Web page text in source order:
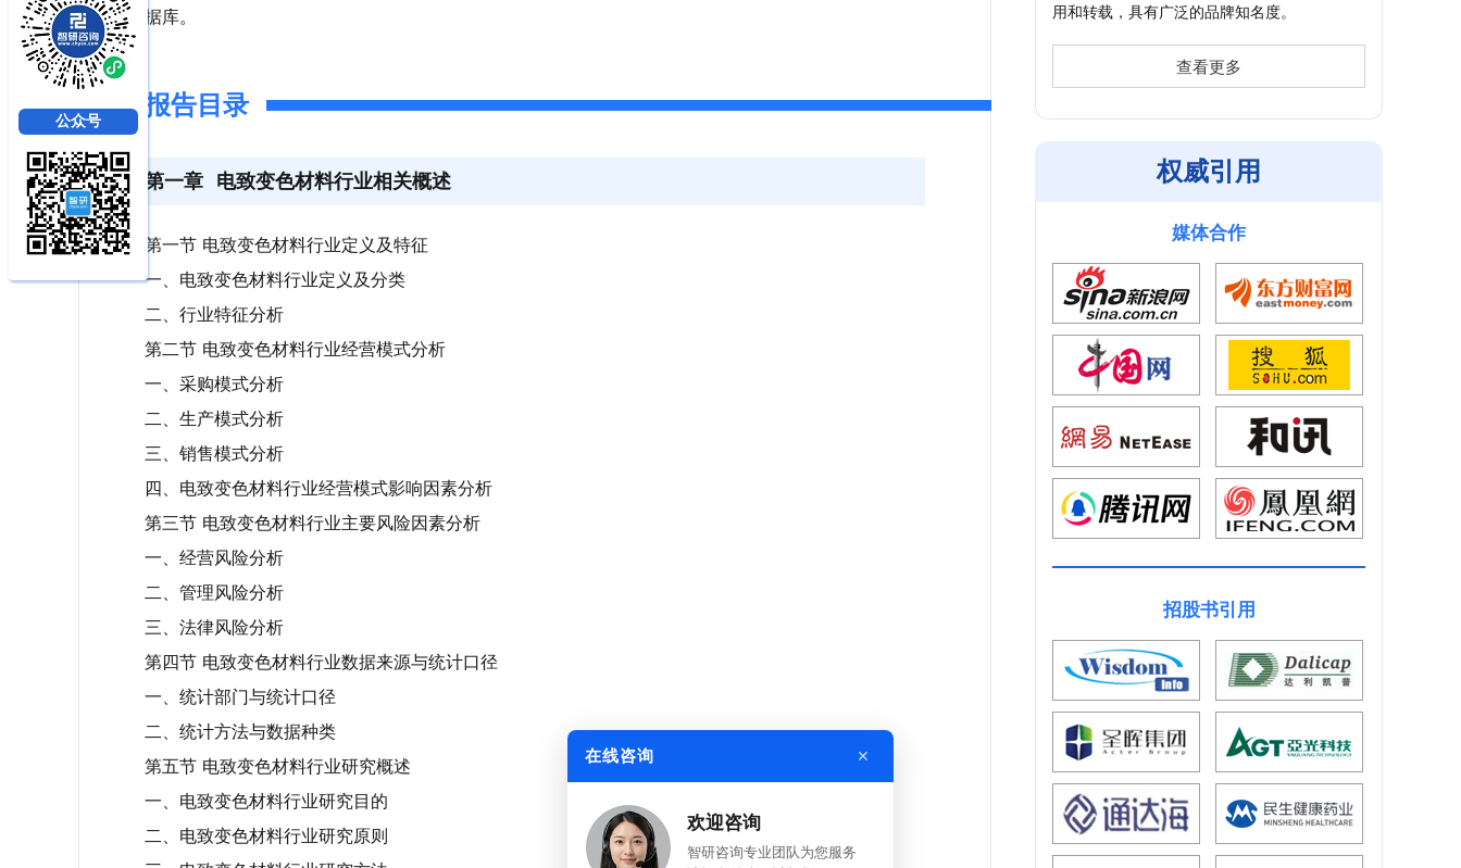
据库。
报告目录
第一章 电致变色材料行业相关概述
第一节 电致变色材料行业定义及特征
一、电致变色材料行业定义及分类
二、行业特征分析
第二节 电致变色材料行业经营模式分析
一、采购模式分析
二、生产模式分析
三、销售模式分析
四、电致变色材料行业经营模式影响因素分析
第三节 电致变色材料行业主要风险因素分析
一、经营风险分析
二、管理风险分析
三、法律风险分析
第四节 电致变色材料行业数据来源与统计口径
一、统计部门与统计口径
二、统计方法与数据种类
第五节 电致变色材料行业研究概述
一、电致变色材料行业研究目的
二、电致变色材料行业研究原则
用和转载，具有广泛的品牌知名度。
查看更多
权威引用
媒体合作
招股书引用
在线咨询 ×
欢迎咨询
智研咨询专业团队为您服务
公众号